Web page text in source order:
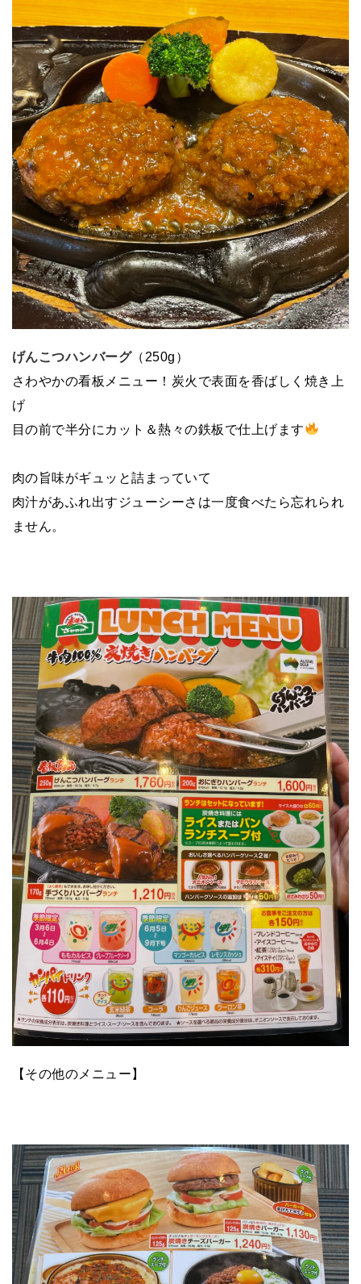
げんこつハンバーグ（250g）
さわやかの看板メニュー！炭火で表面を香ばしく焼き上
げ
目の前で半分にカット＆熱々の鉄板で仕上げます
肉の旨味がギュッと詰まっていて
肉汁があふれ出すジューシーさは一度食べたら忘れられ
ません。
【その他のメニュー】